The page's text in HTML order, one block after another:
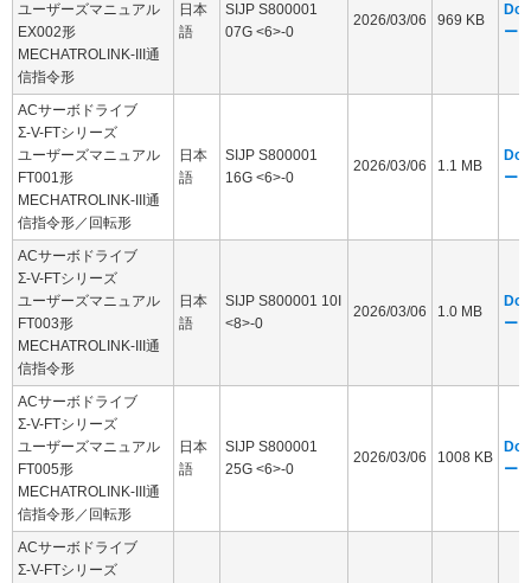
ユーザーズマニュアル
EX002形
MECHATROLINK-III通
信指令形
日本
語
SIJP S800001
07G <6>-0
2026/03/06 969 KB
ージ
ACサーボドライブ
Σ-V-FTシリーズ
ユーザーズマニュアル
FT001形
MECHATROLINK-III通
信指令形／回転形
日本
語
SIJP S800001
16G <6>-0
2026/03/06 1.1 MB
ージ
ACサーボドライブ
Σ-V-FTシリーズ
ユーザーズマニュアル
FT003形
MECHATROLINK-III通
信指令形
日本
語
SIJP S800001 10I
<8>-0
2026/03/06 1.0 MB
ージ
ACサーボドライブ
Σ-V-FTシリーズ
ユーザーズマニュアル
FT005形
MECHATROLINK-III通
信指令形／回転形
日本
語
SIJP S800001
25G <6>-0
2026/03/06 1008 KB
ージ
ACサーボドライブ
Σ-V-FTシリーズ